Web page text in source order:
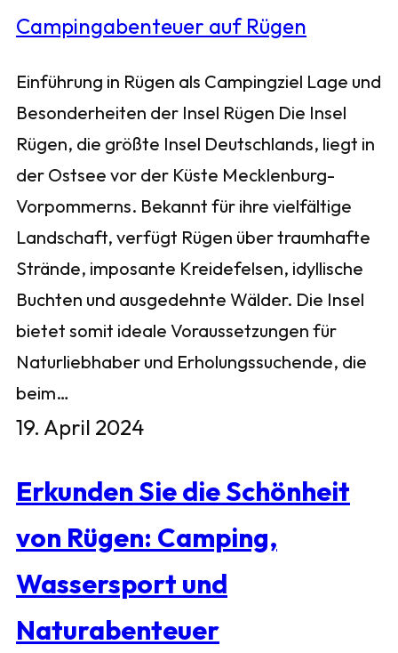
Einführung in Rügen als Campingziel Lage und
Besonderheiten der Insel Rügen Die Insel
Rügen, die größte Insel Deutschlands, liegt in
der Ostsee vor der Küste Mecklenburg-
Vorpommerns. Bekannt für ihre vielfältige
Landschaft, verfügt Rügen über traumhafte
Strände, imposante Kreidefelsen, idyllische
Buchten und ausgedehnte Wälder. Die Insel
bietet somit ideale Voraussetzungen für
Naturliebhaber und Erholungssuchende, die
beim…
19. April 2024
Erkunden Sie die Schönheit
von Rügen: Camping,
Wassersport und
Naturabenteuer